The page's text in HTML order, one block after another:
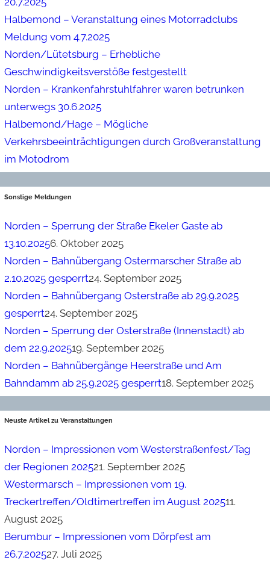
Halbemond – Veranstaltung eines Motorradclubs
Meldung vom 4.7.2025
Norden/Lütetsburg – Erhebliche
Geschwindigkeitsverstöße festgestellt
Norden – Krankenfahrstuhlfahrer waren betrunken
unterwegs 30.6.2025
Halbemond/Hage – Mögliche
Verkehrsbeeinträchtigungen durch Großveranstaltung
im Motodrom
Sonstige Meldungen
Norden – Sperrung der Straße Ekeler Gaste ab
13.10.20256. Oktober 2025
Norden – Bahnübergang Ostermarscher Straße ab
2.10.2025 gesperrt24. September 2025
Norden – Bahnübergang Osterstraße ab 29.9.2025
gesperrt24. September 2025
Norden – Sperrung der Osterstraße (Innenstadt) ab
dem 22.9.202519. September 2025
Norden – Bahnübergänge Heerstraße und Am
Bahndamm ab 25.9.2025 gesperrt18. September 2025
Neuste Artikel zu Veranstaltungen
Norden – Impressionen vom Westerstraßenfest/Tag
der Regionen 202521. September 2025
Westermarsch – Impressionen vom 19.
Treckertreffen/Oldtimertreffen im August 202511.
August 2025
Berumbur – Impressionen vom Dörpfest am
26.7.202527. Juli 2025